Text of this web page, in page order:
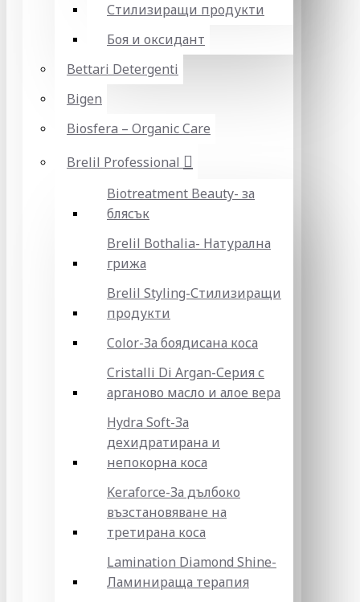
Стилизиращи продукти
Боя и оксидант
Bettari Detergenti
Bigen
Biosfera – Organic Care
Brelil Professional
Biotreatment Beauty- за
блясък
Brelil Bothalia- Натурална
грижа
Brelil Styling-Стилизиращи
продукти
Color-За боядисана коса
Cristalli Di Argan-Серия с
арганово масло и алое вера
Hydra Soft-За
дехидратирана и
непокорна коса
Keraforce-За дълбоко
възстановяване на
третирана коса
Lamination Diamond Shine-
Ламинираща терапия